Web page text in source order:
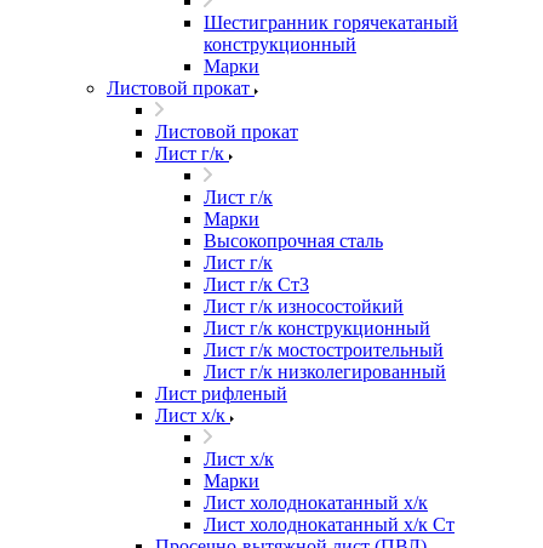
Шестигранник горячекатаный
конструкционный
Марки
Листовой прокат
Листовой прокат
Лист г/к
Лист г/к
Марки
Высокопрочная сталь
Лист г/к
Лист г/к Ст3
Лист г/к износостойкий
Лист г/к конструкционный
Лист г/к мостостроительный
Лист г/к низколегированный
Лист рифленый
Лист х/к
Лист х/к
Марки
Лист холоднокатанный х/к
Лист холоднокатанный х/к Ст